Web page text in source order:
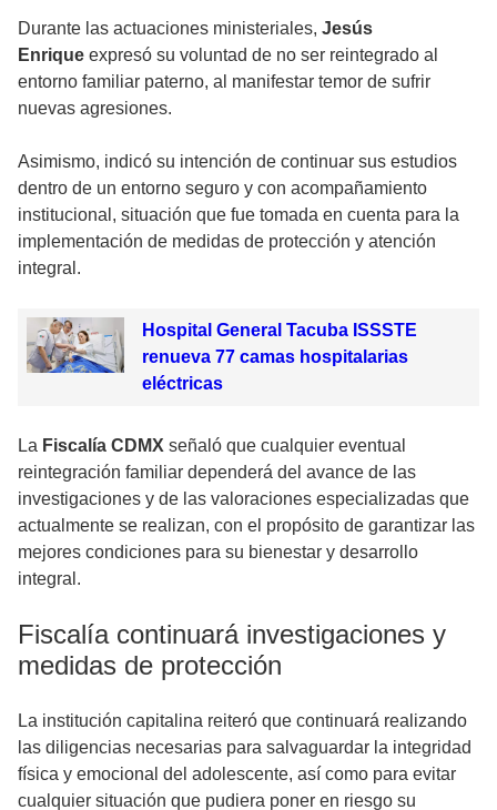
Durante las actuaciones ministeriales, Jesús
Enrique expresó su voluntad de no ser reintegrado al
entorno familiar paterno, al manifestar temor de sufrir
nuevas agresiones.
Asimismo, indicó su intención de continuar sus estudios
dentro de un entorno seguro y con acompañamiento
institucional, situación que fue tomada en cuenta para la
implementación de medidas de protección y atención
integral.
Hospital General Tacuba ISSSTE
renueva 77 camas hospitalarias
eléctricas
La Fiscalía CDMX señaló que cualquier eventual
reintegración familiar dependerá del avance de las
investigaciones y de las valoraciones especializadas que
actualmente se realizan, con el propósito de garantizar las
mejores condiciones para su bienestar y desarrollo
integral.
Fiscalía continuará investigaciones y
medidas de protección
La institución capitalina reiteró que continuará realizando
las diligencias necesarias para salvaguardar la integridad
física y emocional del adolescente, así como para evitar
cualquier situación que pudiera poner en riesgo su